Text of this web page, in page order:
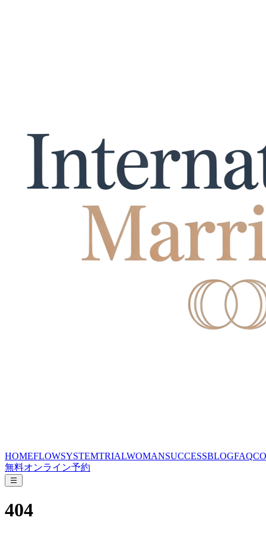
HOMEFLOWSYSTEMTRIALWOMANSUCCESSBLOGFAQ
無料オンライン予約
404